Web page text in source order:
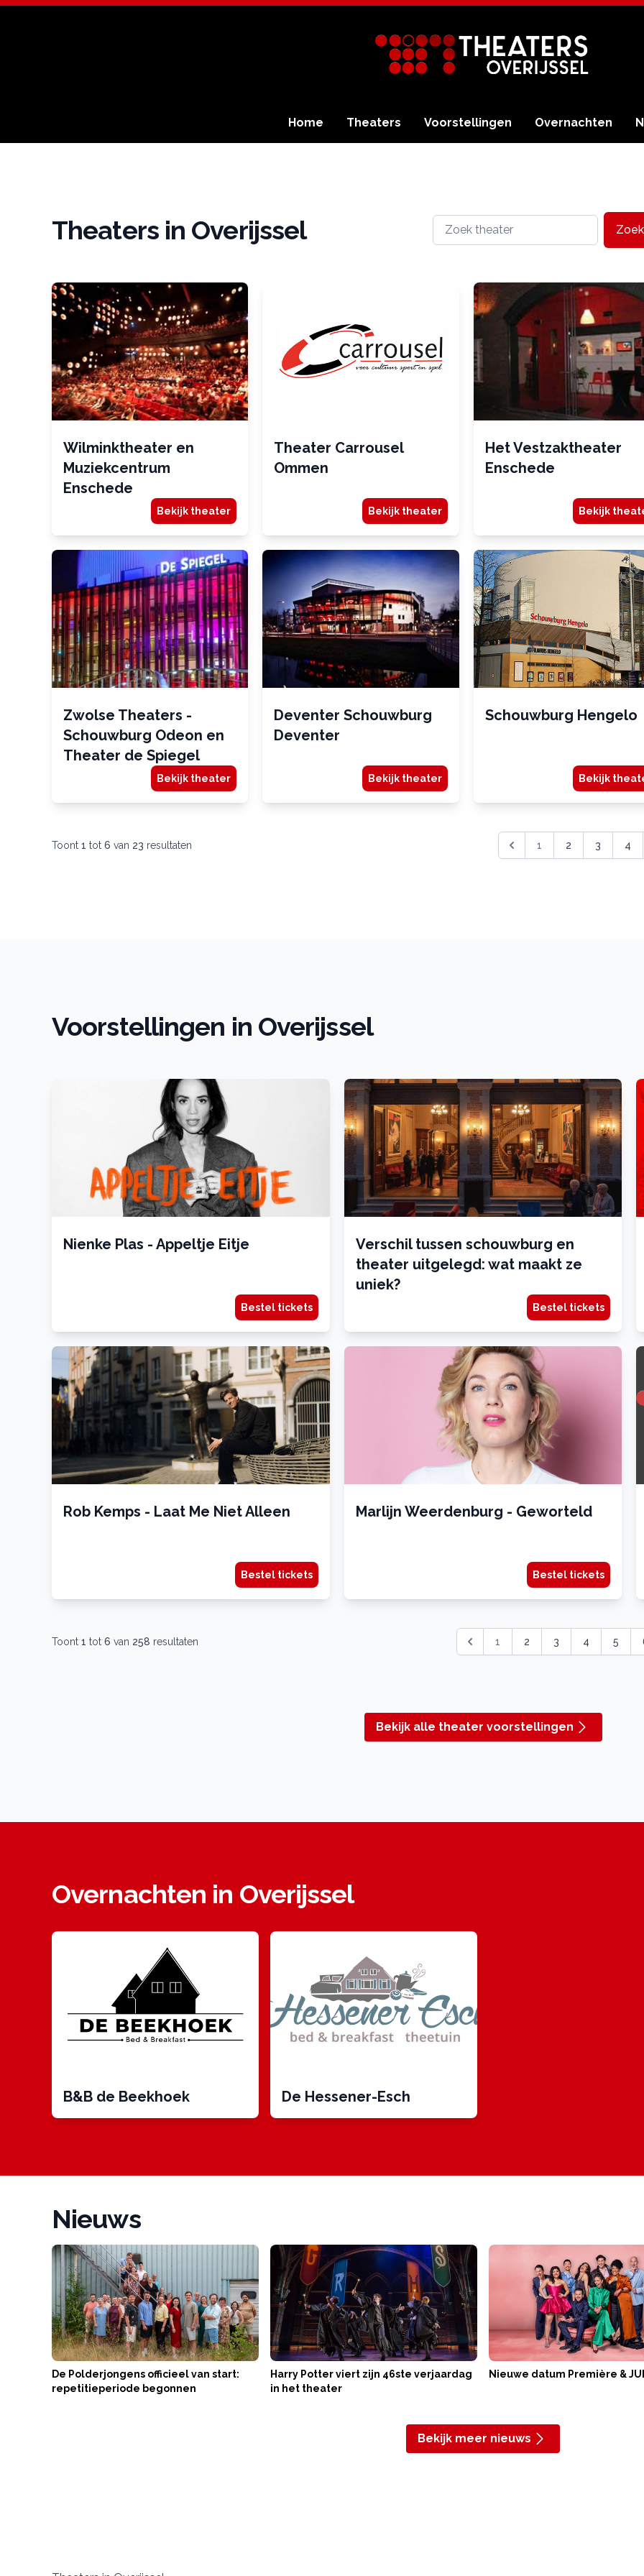
Home Theaters Voorstellingen Overnachten
Theaters in Overijssel
Wilminktheater en
Muziekcentrum
Enschede
Bekijk theater
Theater Carrousel
Ommen
Bekijk theater
Het Vestzaktheater
Enschede
Bekijk
Zwolse Theaters -
Schouwburg Odeon en
Theater de Spiegel
Bekijk theater
Deventer Schouwburg
Deventer
Bekijk theater
Schouwburg Hengelo
Bekijk
Toont 1 tot 6 van 23 resultaten 1 2 3 4
Voorstellingen in Overijssel
Nienke Plas - Appeltje Eitje
Bestel tickets
Verschil tussen schouwburg en
theater uitgelegd: wat maakt ze
uniek?
Bestel tickets
Rob Kemps - Laat Me Niet Alleen
Bestel tickets
Marlijn Weerdenburg - Geworteld
Bestel tickets
Toont 1 tot 6 van 258 resultaten 1 2 3 4 5
Bekijk alle theater voorstellingen
Overnachten in Overijssel
B&B de Beekhoek De Hessener-Esch
Nieuws
De Polderjongens officieel van start:
repetitieperiode begonnen
Harry Potter viert zijn 46ste verjaardag
in het theater
Nieuwe datum Première &
Bekijk meer nieuws